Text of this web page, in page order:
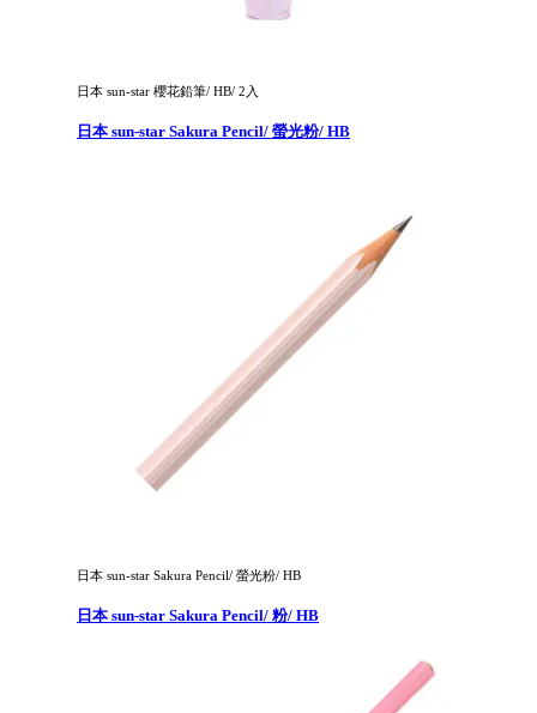
日本 sun-star 櫻花鉛筆/ HB/ 2入
日本 sun-star Sakura Pencil/ 螢光粉/ HB
日本 sun-star Sakura Pencil/ 螢光粉/ HB
日本 sun-star Sakura Pencil/ 粉/ HB